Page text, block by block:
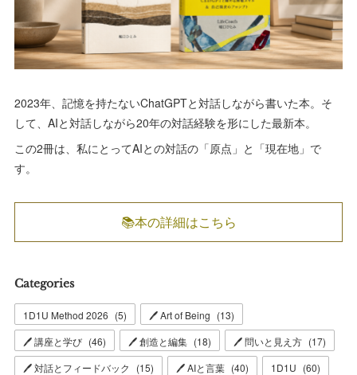
2023年、記憶を持たないChatGPTと対話しながら書いた本。そ
して、AIと対話しながら20年の対話経験を形にした最新本。
この2冊は、私にとってAIとの対話の「原点」と「現在地」で
す。
📚本の詳細はこちら
Categories
1D1U Method 2026 (5) 🖊 Art of Being (13)
🖊 講座と学び (46) 🖊 創造と編集 (18) 🖊 問いと見え方 (17)
🖊 対話とフィードバック
(15) 🖊 AIと言葉 (40) 1D1U (60)